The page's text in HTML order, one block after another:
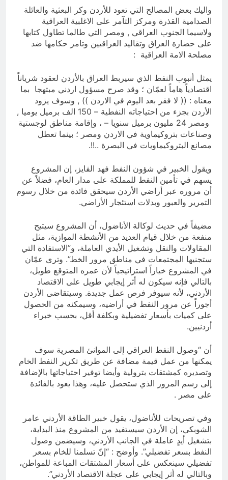
واليك بعض المصالح التي تعود للأردن وكر البعثية والعائلة
الصدامية القذرة ومركز التآمر على الاغلبية العراقية
ولاسيما الجنوب العراقي , ومصر التي طالما تطاول كتابها
على حضارة العراق وتقاليد العراقيين وتامر حكامها ضد
مصلحة الامة العراقية :
يمثل أنبوب النفط الذي سيربط العراق بالأردن لعقود شرياناً
اقتصادياً هاماً لعمّان ؛ وقد صرح مسؤول اردني مبتهجا بما
معناه : (( لا فقر بعد اليوم في الاردن )) , وسوف يزود
الأردن بجزء من احتياجاته النفطية – 150 الف برميل يوميا ,
ومصر 24 مليون برميل سنويا – ، وإقامة مناطق لوجستية
وصناعات بتروكيماوية في الاردن ومصر ؛ بينما تعطل
مصانع البتروكيماويات في البصرة ..!!.
ويقول الخبير في شؤون النفط فهد الفايز، إن المشروع
يسهم في تأمين النفط للمملكة على مدار العام، فضلاً عن
أن مروره عبر أراضي الأردن سيحقق فائدة من خلال رسوم
التمرير والعبور وبدلات استئجار الأراضي.
مضيفاً في حديث لوكالة الأناضول، أن المشروع سيتيح
منفعة من خلال قيام العديد من الأنشطة الموازية، مثل
المقاولات والنقل وتشغيل الأيدي العاملة، و”الاستفادة التي
ستجنيها المجتمعات في مناطق مرور الخط”. وترى عمّان
في المشروع خياراً استراتيجياً لأن عمره المتوقع طويل،
بالتالي فإنه سيكون له أثر إيجابي طويل على الاقتصاد
الأردني، لأنه سيوفر فرص عمل جديدة. وسيتقاضى الأردن
أجوراً عن مرور النفط في أراضيه، وسيمكنه من الحصول
على كميات بأسعار تفضيلية وبكلفة أقل، بحسب خبراء
أردنيين.
أن “وصول النفط العراقي إلى الموانئ المصرية سوف
يمكنها من عمل قيمة مضافة عن طريق تكرير النفط الخام
وتصديره كمشتقات بترولية وأيضا توفير احتياجاتها بالإضافة
إلى رسم المرور الذي ستحصل عليه، وهذا يعود بالفائدة
على مصر .
وفي تصريحات للأناضول، يقول خبير الطاقة الأردني عامر
الشوبكي، إن الأردن سيستفيد من المشروع منذ البداية،
بتشغيل أيدٍ عاملة في الجانب الأردني، وسيضمن وصول
النفط بسعر تفضيلي”. وأوضح : “إنّ تسلمنا للخام بسعر
تفضيلي سينعكس على أسعار المشتقات المباعة للمواطن،
وبالتالي له أثر إيجابي على عجلة الاقتصاد الأردني”.